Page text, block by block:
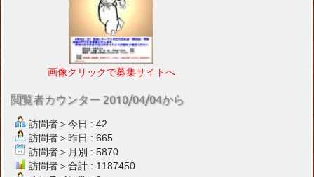
画像クリックで募集サイトへ
閲覧者カウンター 2010/04/04から
訪問者＞今日 : 42
訪問者＞昨日 : 665
訪問者＞月別 : 5870
訪問者＞合計 : 1187450